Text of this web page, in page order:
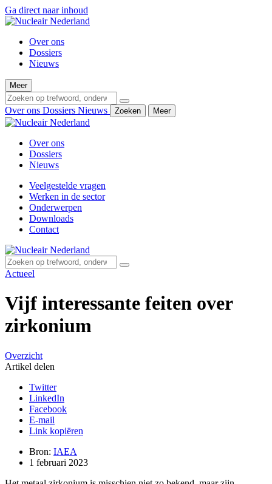
Ga direct naar inhoud
Over ons
Dossiers
Nieuws
Meer
Over ons Dossiers Nieuws Zoeken Meer
Over ons
Dossiers
Nieuws
Veelgestelde vragen
Werken in de sector
Onderwerpen
Downloads
Contact
Actueel
Vijf interessante feiten over
zirkonium
Overzicht
Artikel delen
Twitter
LinkedIn
Facebook
E-mail
Link kopiëren
Bron: IAEA
1 februari 2023